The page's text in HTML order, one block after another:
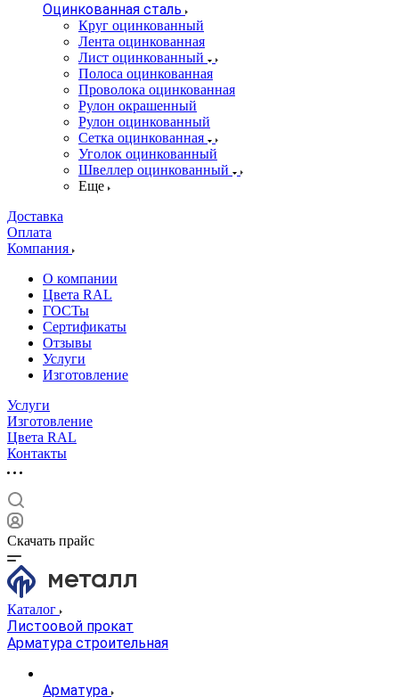
Оцинкованная сталь
Круг оцинкованный
Лента оцинкованная
Лист оцинкованный
Полоса оцинкованная
Проволока оцинкованная
Рулон окрашенный
Рулон оцинкованный
Сетка оцинкованная
Уголок оцинкованный
Швеллер оцинкованный
Еще
Доставка
Оплата
Компания
О компании
Цвета RAL
ГОСТы
Сертификаты
Отзывы
Услуги
Изготовление
Услуги
Изготовление
Цвета RAL
Контакты
Скачать прайс
Каталог
Листоовой прокат
Арматура строительная
Арматура